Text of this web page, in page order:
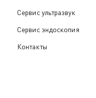
Сервис ультразвук
Сервис эндоскопия
Контакты